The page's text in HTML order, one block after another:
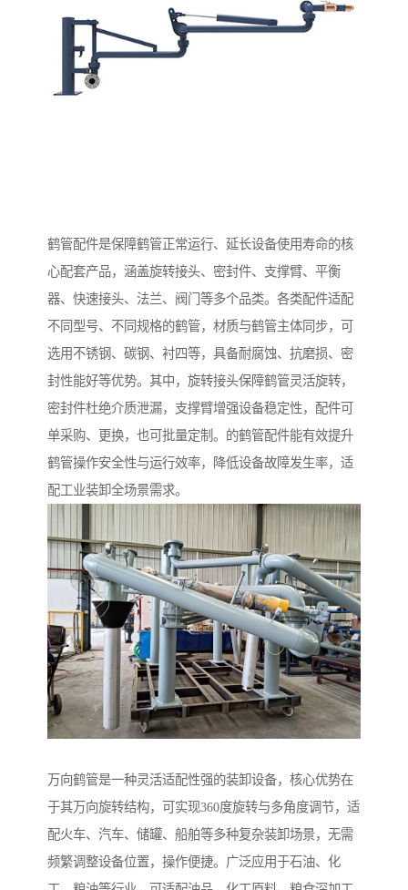
鹤管配件是保障鹤管正常运行、延长设备使用寿命的核
心配套产品，涵盖旋转接头、密封件、支撑臂、平衡
器、快速接头、法兰、阀门等多个品类。各类配件适配
不同型号、不同规格的鹤管，材质与鹤管主体同步，可
选用不锈钢、碳钢、衬四等，具备耐腐蚀、抗磨损、密
封性能好等优势。其中，旋转接头保障鹤管灵活旋转，
密封件杜绝介质泄漏，支撑臂增强设备稳定性，配件可
单采购、更换，也可批量定制。的鹤管配件能有效提升
鹤管操作安全性与运行效率，降低设备故障发生率，适
配工业装卸全场景需求。
万向鹤管是一种灵活适配性强的装卸设备，核心优势在
于其万向旋转结构，可实现360度旋转与多角度调节，适
配火车、汽车、储罐、船舶等多种复杂装卸场景，无需
频繁调整设备位置，操作便捷。广泛应用于石油、化